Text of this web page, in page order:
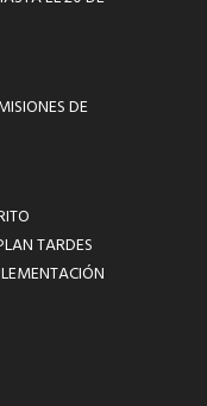
DE
TARDES